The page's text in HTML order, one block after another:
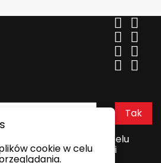
 
 
 
 
cookie w celu
w każdej chwili. W tym celu
w naszej informacji